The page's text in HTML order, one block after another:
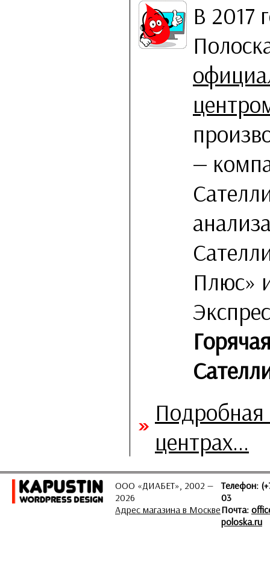
В 2017
—
Плюс»
центрах...
ООО «ДИАБЕТ», 2002 —
2026
Адрес магазина в Москве
Телефон:
03
Почта:
poloska.ru